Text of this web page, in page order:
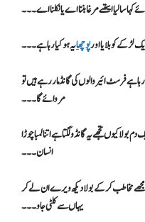
سالیا ایتھے مرغا بننا اے یا نکلنا اے۔۔۔
لڑکے کو بلایا اورپوچھایہ ہو کیا رہا ہے۔۔۔
ہے فرسٹ ائیر والوں کی گانڈ مار رہے ہیں تو
مروائے گا۔۔۔
کیوں تجھے یہ گانڈو لگتا ہے اتنا لمبا چوڑا
انسان۔۔۔
مجھے مخاطب کرکے بولا دیکھ ویرے ان لے کر
یہاں سے کلٹی جاو ۔۔۔